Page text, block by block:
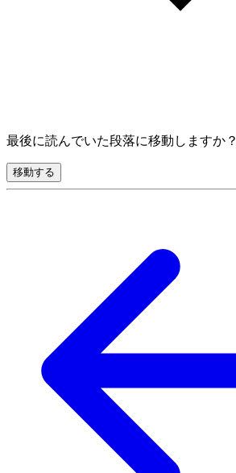
最後に読んでいた段落に移動しますか？
移動する